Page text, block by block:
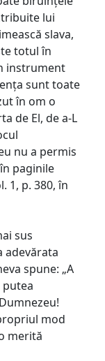
lui
slava,
totul în
instrument
sunt toate
în om o
de El, de a-L
nu a permis
paginile
1, p. 380, în
sus
adevărata
spune: „A
mod
merită